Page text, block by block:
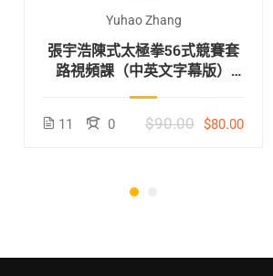
Yuhao Zhang
張宇浩陳式太極拳56式競賽套
路視頻課（中英文字幕版）
11 0 $90.00 $80.00